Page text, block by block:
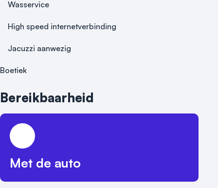
Wasservice
High speed internetverbinding
Jacuzzi aanwezig
Boetiek
Bereikbaarheid
Met de auto